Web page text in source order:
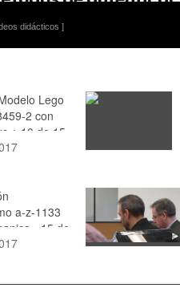
: · 2015
Consejo
UPV
4:,0 · 2024